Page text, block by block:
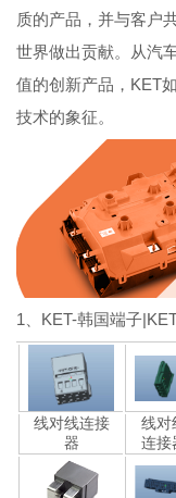
质的产品，并与客户
世界做出贡献。从汽
值的创新产品，KET
技术的象征。
1、KET-韩国端子
线对线连接
器
线对
连接